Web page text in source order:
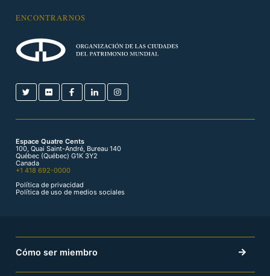
ENCONTRARNOS
Espace Quatre Cents
100, Quai Saint-André, Bureau 140
Québec (Québec) G1K 3Y2
Canada
+1 418 692-0000
Política de privacidad
Política de uso de medios sociales
Cómo ser miembro